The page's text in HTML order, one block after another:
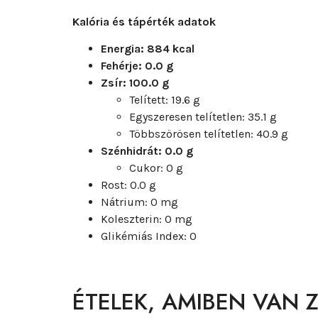
Kalória és tápérték adatok
Energia: 884 kcal
Fehérje: 0.0 g
Zsír: 100.0 g
Telített: 19.6 g
Egyszeresen telítetlen: 35.1 g
Többszörösen telítetlen: 40.9 g
Szénhidrát: 0.0 g
Cukor: 0 g
Rost: 0.0 g
Nátrium: 0 mg
Koleszterin: 0 mg
Glikémiás Index: 0
ÉTELEK, AMIBEN VAN